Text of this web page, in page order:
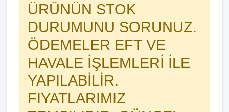
ÜRÜNÜN STOK
DURUMUNU SORUNUZ.
ÖDEMELER EFT VE
HAVALE İŞLEMLERİ İLE
YAPILABİLİR.
FIYATLARIMIZ